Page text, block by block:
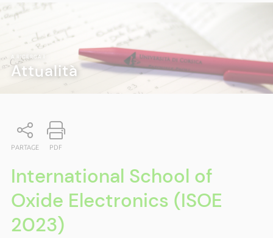
A RICERCA
Attualità
PARTAGE PDF
International School of
Oxide Electronics (ISOE
2023)